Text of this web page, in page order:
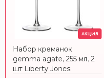
АКЦИЯ
Набор креманок
gemma agate, 255 мл, 2
шт Liberty Jones